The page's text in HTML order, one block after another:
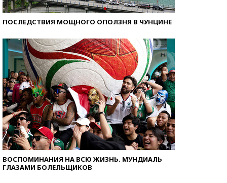
ПОСЛЕДСТВИЯ МОЩНОГО ОПОЛЗНЯ В ЧУНЦИНЕ
ВОСПОМИНАНИЯ НА ВСЮ ЖИЗНЬ. МУНДИАЛЬ
ГЛАЗАМИ БОЛЕЛЬЩИКОВ